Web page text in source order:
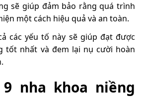
sẽ giúp đảm bảo rằng quá trình
một cách hiệu quả và an toàn.
các yếu tố này sẽ giúp đạt được
tốt nhất và đem lại nụ cười hoàn
nha khoa niềng